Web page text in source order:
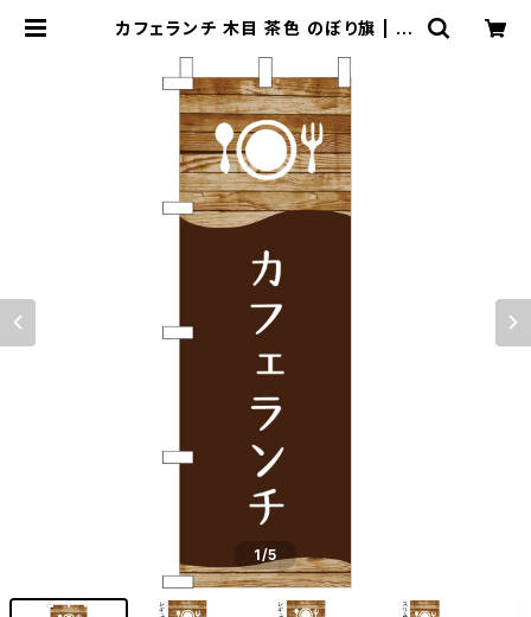
カフェランチ 木目 茶色 のぼり旗 | の
1/5